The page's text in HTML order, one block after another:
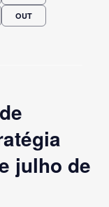
OUT
julho de